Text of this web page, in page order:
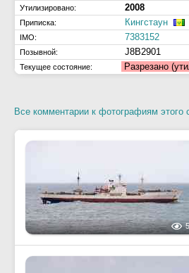
Утилизировано: 2008
Приписка: Кингстаун
IMO: 7383152
Позывной: J8B2901
Текущее состояние: Разрезано
Все комментарии к фотографиям этого